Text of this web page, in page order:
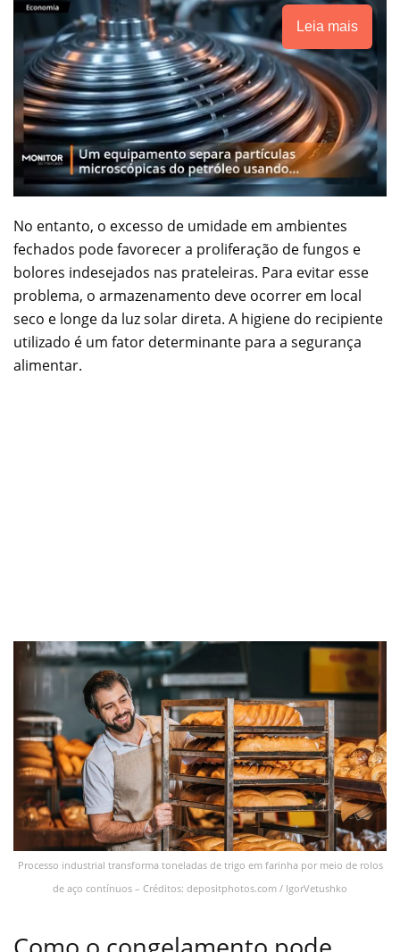
Leia mais
No entanto, o excesso de umidade em ambientes
fechados pode favorecer a proliferação de fungos e
bolores indesejados nas prateleiras. Para evitar esse
problema, o armazenamento deve ocorrer em local
seco e longe da luz solar direta. A higiene do recipiente
utilizado é um fator determinante para a segurança
alimentar.
Processo industrial transforma toneladas de trigo em farinha por meio de rolos
de aço contínuos – Créditos: depositphotos.com / IgorVetushko